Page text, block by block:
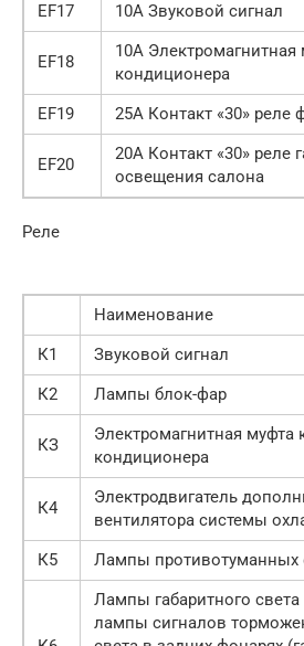
EF17
10А Звуковой сигнал
EF18
10А
кондиционера
EF19
25А Контакт «30» реле
EF20
20А Контакт «30» реле
освещения салона
Реле
Наименование
К1
Звуковой сигнал
К2
Лампы блок-фар
КЗ
Электромагнитная муфта
кондиционера
К4
Электродвигатель
вентилятора системы
К5
Лампы противотуманных
Лампы габаритного света
лампы сигналов